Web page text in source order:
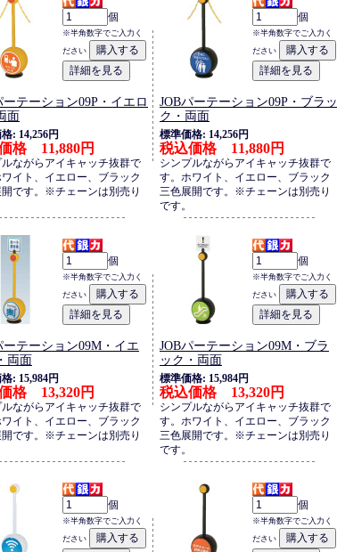
個
※半角数字でご入力く
ださい
ーテーション09P・イエロ
面
: 14,256円
格 11,880円
ルながらアイキャッチ抜群で
イト、イエロー、ブラック
です。※チェーンは別売り
個
※半角数字でご入力く
ださい
JOBパーテーション09P・ブラッ
ク・両面
標準価格: 14,256円
税込価格 11,880円
シンプルながらアイキャッチ抜群で
す。ホワイト、イエロー、ブラック
三色展開です。※チェーンは別売り
です。
個
※半角数字でご入力く
ださい
ーテーション09M・イエ
両面
: 15,984円
格 13,320円
ルながらアイキャッチ抜群で
イト、イエロー、ブラック
です。※チェーンは別売り
個
※半角数字でご入力く
ださい
JOBパーテーション09M・ブラ
ック・両面
標準価格: 15,984円
税込価格 13,320円
シンプルながらアイキャッチ抜群で
す。ホワイト、イエロー、ブラック
三色展開です。※チェーンは別売り
です。
個
※半角数字でご入力く
ださい
個
※半角数字でご入力く
ださい